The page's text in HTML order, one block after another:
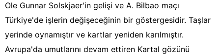
Ole Gunnar Solskjaer'in gelişi ve A. Bilbao maçı
Türkiye'de işlerin değişeceğinin bir göstergesidir. Taşlar
yerinde oynamıştır ve kartlar yeniden karılmıştır.
Avrupa'da umutlarını devam ettiren Kartal gözünü